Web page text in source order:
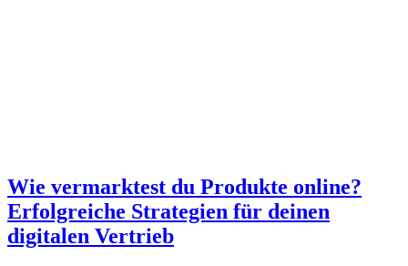
Wie vermarktest du Produkte online?
Erfolgreiche Strategien für deinen
digitalen Vertrieb